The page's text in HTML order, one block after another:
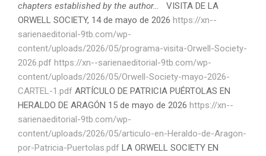
chapters established by the author…
VISITA DE LA
ORWELL SOCIETY, 14 de mayo de 2026 https://xn--
sarienaeditorial-9tb.com/wp-
content/uploads/2026/05/programa-visita-Orwell-Society-
2026.pdf https://xn--sarienaeditorial-9tb.com/wp-
content/uploads/2026/05/Orwell-Society-mayo-2026-
CARTEL-1.pdf ARTÍCULO DE PATRICIA PUÉRTOLAS EN
HERALDO DE ARAGÓN 15 de mayo de 2026 https://xn--
sarienaeditorial-9tb.com/wp-
content/uploads/2026/05/articulo-en-Heraldo-de-Aragon-
por-Patricia-Puertolas.pdf LA ORWELL SOCIETY EN